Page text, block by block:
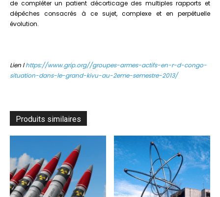
de compléter un patient décorticage des multiples rapports et
dépêches consacrés à ce sujet, complexe et en perpétuelle
évolution.
Lien lhttps://www.grip.org//groupes-armes-actifs-en-r-d-congo-
situation-dans-le-grand-kivu-au-2eme-semestre-2013/
Produits similaires